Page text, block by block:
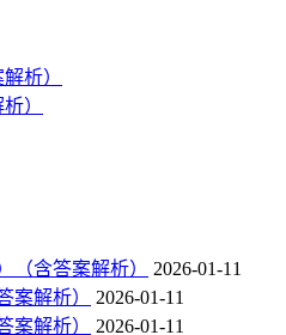
）
（含答案解析）
2026-01-11
案解析）
2026-01-11
案解析）
2026-01-11